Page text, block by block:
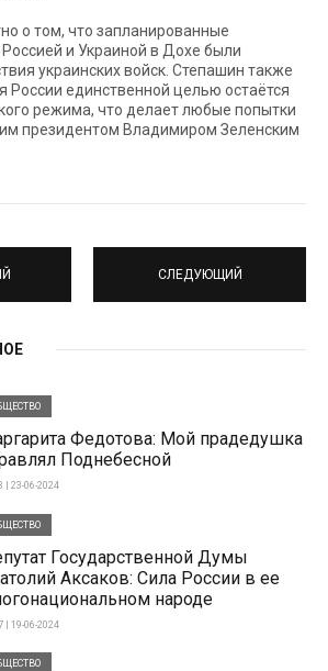
о том, что запланированные
и Украиной в Дохе были
украинских войск. Степашин также
России единственной целью остаётся
режима, что делает любые попытки
президентом Владимиром Зеленским
СЛЕДУЮЩИЙ
Федотова: Мой прадедушка
Поднебесной
| 23-06-2024
Государственной Думы
Аксаков: Сила России в ее
народе
| 19-06-2024